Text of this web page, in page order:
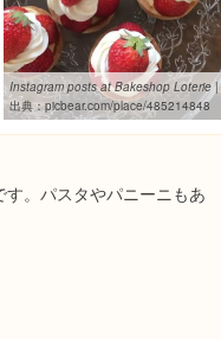
出典：picbear.com/place/485214848
。パスタやパニーニもあ